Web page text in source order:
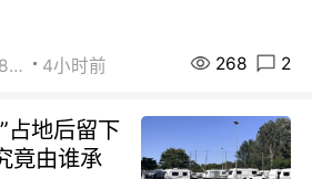
街友49168527 4小时前 268 2
占地后留下
竟由谁承